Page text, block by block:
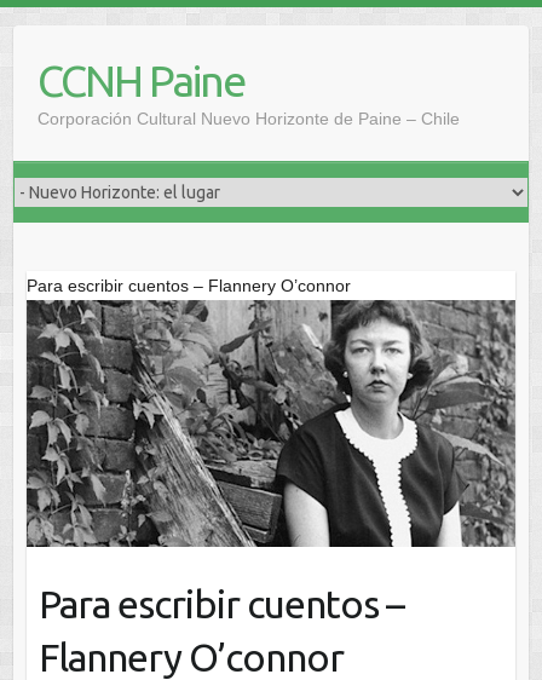
contenidoCCNH Paine
Corporación Cultural Nuevo Horizonte de Paine – Chile
Para escribir cuentos – Flannery O’connor
Para escribir cuentos –
Flannery O’connor